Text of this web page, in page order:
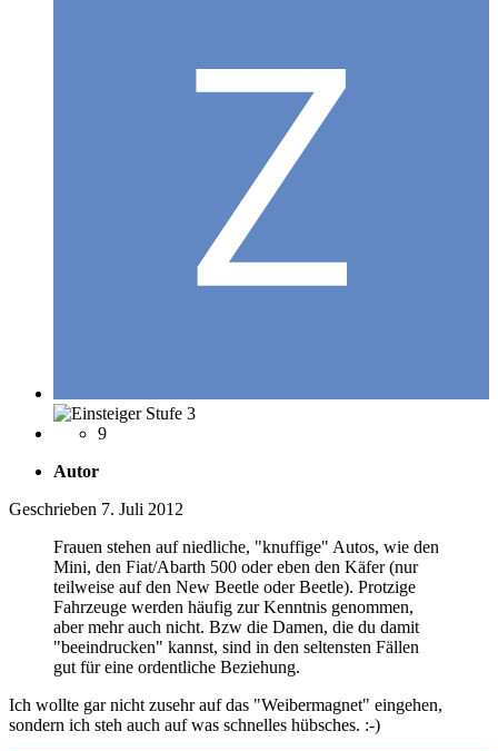
9
Autor
Geschrieben 7. Juli 2012
Frauen stehen auf niedliche, "knuffige" Autos, wie den
Mini, den Fiat/Abarth 500 oder eben den Käfer (nur
teilweise auf den New Beetle oder Beetle). Protzige
Fahrzeuge werden häufig zur Kenntnis genommen,
aber mehr auch nicht. Bzw die Damen, die du damit
"beeindrucken" kannst, sind in den seltensten Fällen
gut für eine ordentliche Beziehung.
Ich wollte gar nicht zusehr auf das "Weibermagnet" eingehen,
sondern ich steh auch auf was schnelles hübsches. :-)